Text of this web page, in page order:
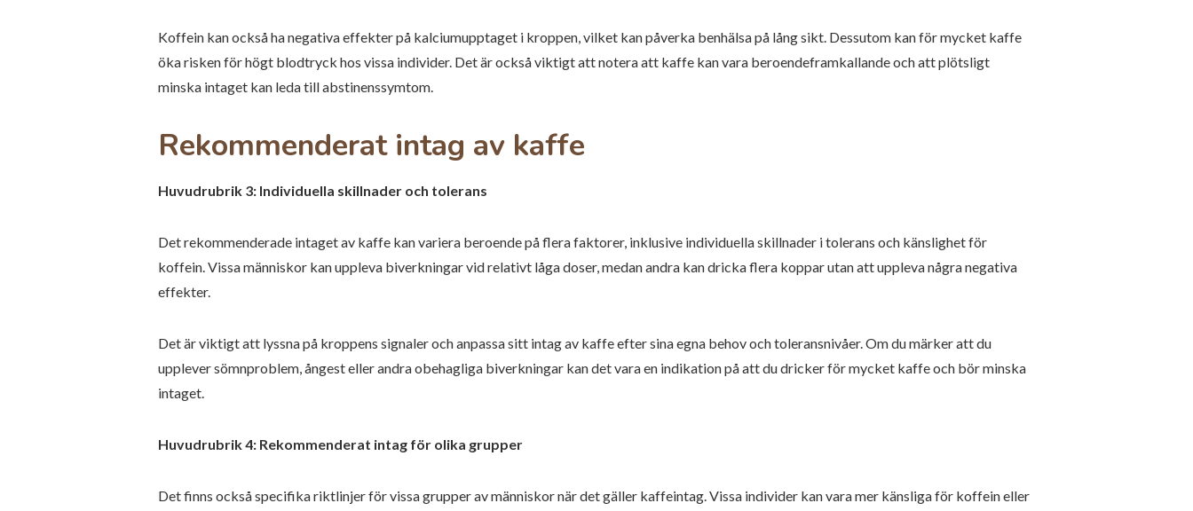
Koffein kan också ha negativa effekter på kalciumupptaget i kroppen, vilket kan påverka benhälsa på lång sikt. Dessutom kan för mycket kaffe
öka risken för högt blodtryck hos vissa individer. Det är också viktigt att notera att kaffe kan vara beroendeframkallande och att plötsligt
minska intaget kan leda till abstinenssymtom.
Rekommenderat intag av kaffe
Huvudrubrik 3: Individuella skillnader och tolerans
Det rekommenderade intaget av kaffe kan variera beroende på flera faktorer, inklusive individuella skillnader i tolerans och känslighet för
koffein. Vissa människor kan uppleva biverkningar vid relativt låga doser, medan andra kan dricka flera koppar utan att uppleva några negativa
effekter.
Det är viktigt att lyssna på kroppens signaler och anpassa sitt intag av kaffe efter sina egna behov och toleransnivåer. Om du märker att du
upplever sömnproblem, ångest eller andra obehagliga biverkningar kan det vara en indikation på att du dricker för mycket kaffe och bör minska
intaget.
Huvudrubrik 4: Rekommenderat intag för olika grupper
Det finns också specifika riktlinjer för vissa grupper av människor när det gäller kaffeintag. Vissa individer kan vara mer känsliga för koffein eller